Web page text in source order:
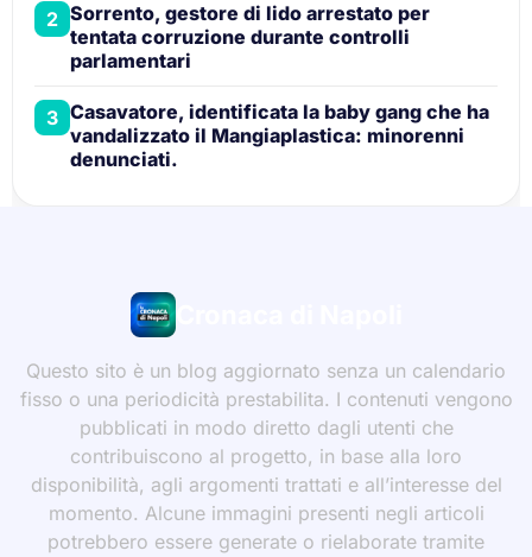
2 Sorrento, gestore di lido arrestato per
tentata corruzione durante controlli
parlamentari
3 Casavatore, identificata la baby gang che ha
vandalizzato il Mangiaplastica: minorenni
denunciati.
Cronaca di Napoli
Questo sito è un blog aggiornato senza un calendario
fisso o una periodicità prestabilita. I contenuti vengono
pubblicati in modo diretto dagli utenti che
contribuiscono al progetto, in base alla loro
disponibilità, agli argomenti trattati e all’interesse del
momento. Alcune immagini presenti negli articoli
potrebbero essere generate o rielaborate tramite